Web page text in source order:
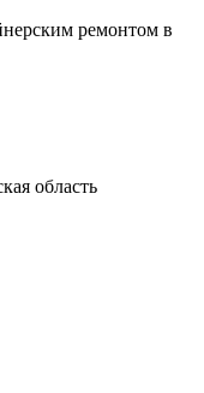
ремонтом в
область